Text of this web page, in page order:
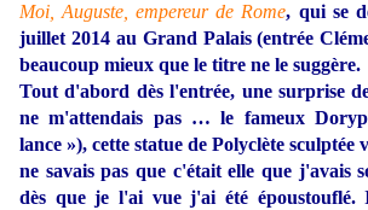
Moi, Auguste, empereur de Rome, qui se
juillet 2014 au Grand Palais (entrée
beaucoup mieux que le titre ne le suggère.
Tout d'abord dès l'entrée, une surprise
ne m'attendais pas … le fameux
lance »), cette statue de Polyclète sculptée
ne savais pas que c'était elle que j'avais
dès que je l'ai vue j'ai été époustouflé.